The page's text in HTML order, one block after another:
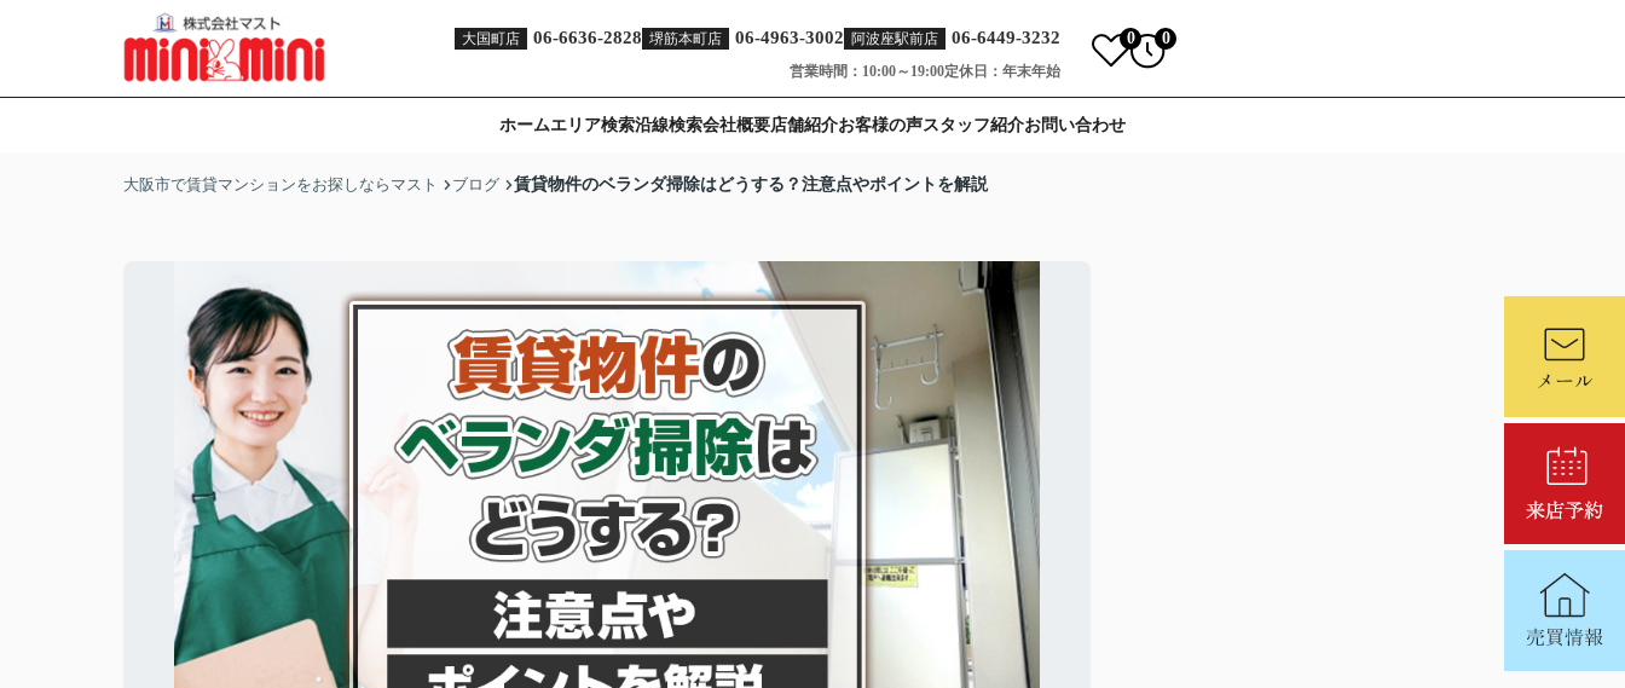
大国町店 06-6636-2828 堺筋本町店 06-4963-3002 阿波座駅前店 06-6449-3232
営業時間：10:00～19:00定休日：年末年始
0 0
ホームエリア検索沿線検索会社概要店舗紹介お客様の声スタッフ紹介お問い合わせ
大阪市で賃貸マンションをお探しならマスト ブログ 賃貸物件のベランダ掃除はどうする？注意点やポイントを解説